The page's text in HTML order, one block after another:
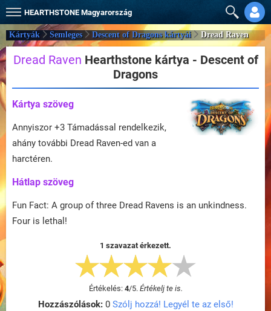
HEARTHSTONE Magyarország
Kártyák Semleges Descent of Dragons kártyái Dread Raven
Dread Raven Hearthstone kártya - Descent of
Dragons
Kártya szöveg
Annyiszor +3 Támadással rendelkezik,
ahány további Dread Raven-ed van a
harctéren.
Hátlap szöveg
Fun Fact: A group of three Dread Ravens is an unkindness.
Four is lethal!
1 szavazat érkezett.
Értékelés: 4/5. Értékelj te is.
Hozzászólások:0 Szólj hozzá! Legyél te az első!